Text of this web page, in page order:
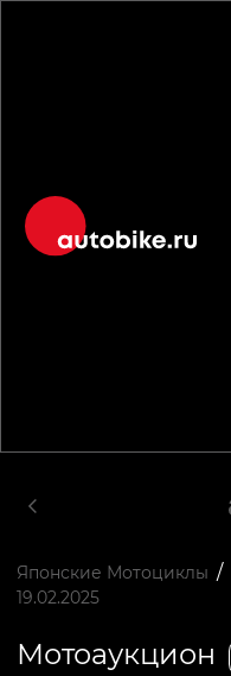
Японские Мотоциклы /
19.02.2025
Мотоаукцион